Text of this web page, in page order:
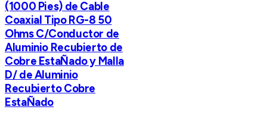
(1000 Pies) de Cable
Coaxial Tipo RG-8 50
Ohms C/Conductor de
Aluminio Recubierto de
Cobre EstaÑado y Malla
D/ de Aluminio
Recubierto Cobre
EstaÑado